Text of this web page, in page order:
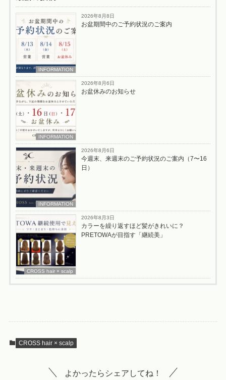
INFORMATION
2026年8月8日
お盆期間中のご予約状況のご案内
INFORMATION
2026年8月6日
お盆休みのお知らせ
INFORMATION
2026年8月6日
今週末、来週末のご予約状況のご案内（7〜16
日）
CROSS hair × scalp
2026年8月3日
カラーを繰り返すほど髪がきれいに？
PRETOWAが目指す「継続美」
CROSS hair × scalp
よかったらシェアしてね！